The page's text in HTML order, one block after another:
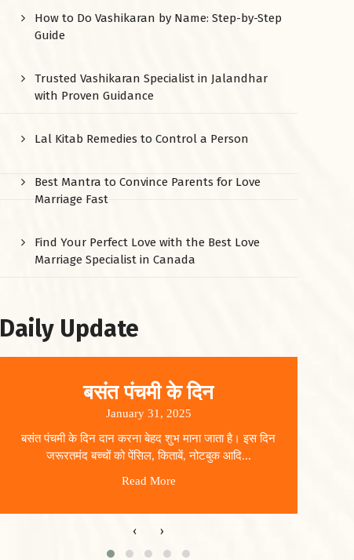
How to Do Vashikaran by Name: Step-by-Step
Guide
Trusted Vashikaran Specialist in Jalandhar
with Proven Guidance
Lal Kitab Remedies to Control a Person
Best Mantra to Convince Parents for Love
Marriage Fast
Find Your Perfect Love with the Best Love
Marriage Specialist in Canada
Daily Update
बसंत पंचमी के दिन
January 31, 2025
बसंत पंचमी के दिन दान करना बेहद शुभ माना जाता है। इस दिन
जरूरतमंद बच्चों को पेंसिल, किताबें, नोटबुक आदि...
Read More
‹ ›